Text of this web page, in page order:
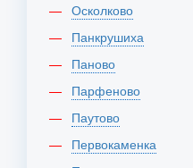
Осколково
Панкрушиха
Паново
Парфеново
Паутово
Первокаменка